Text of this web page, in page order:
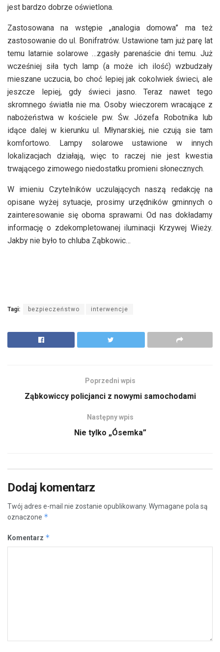
jest bardzo dobrze oświetlona.
Zastosowana na wstępie „analogia domowa” ma też
zastosowanie do ul. Bonifratrów. Ustawione tam już parę lat
temu latarnie solarowe …zgasły parenaście dni temu. Już
wcześniej siła tych lamp (a może ich ilość) wzbudzały
mieszane uczucia, bo choć lepiej jak cokolwiek świeci, ale
jeszcze lepiej, gdy świeci jasno. Teraz nawet tego
skromnego światła nie ma. Osoby wieczorem wracające z
nabożeństwa w kościele pw. Św. Józefa Robotnika lub
idące dalej w kierunku ul. Młynarskiej, nie czują sie tam
komfortowo. Lampy solarowe ustawione w innych
lokalizacjach działają, więc to raczej nie jest kwestia
trwającego zimowego niedostatku promieni słonecznych.
W imieniu Czytelników uczulających naszą redakcję na
opisane wyżej sytuacje, prosimy urzędników gminnych o
zainteresowanie się oboma sprawami. Od nas dokładamy
informację o zdekompletowanej iluminacji Krzywej Wieży.
Jakby nie było to chluba Ząbkowic…
Tagi: bezpieczeństwo interwencje
Poprzedni wpis
Ząbkowiccy policjanci z nowymi samochodami
Następny wpis
Nie tylko „Ósemka”
Dodaj komentarz
Twój adres e-mail nie zostanie opublikowany. Wymagane pola są
oznaczone *
Komentarz *